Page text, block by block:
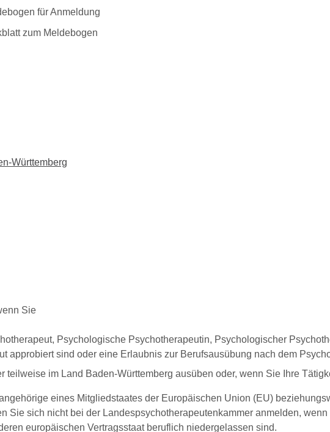
für Anmeldung
zum Meldebogen
Württemberg
Sie
Psychologische Psychotherapeutin, Psychologischer
approbiert sind oder eine Erlaubnis zur Berufsausübung nach dem
teilweise im Land Baden-Württemberg ausüben oder, wenn Sie Ihre
eines Mitgliedstaates der Europäischen Union (EU)
Sie sich nicht bei der Landespsychotherapeutenkammer anmelden,
europäischen Vertragsstaat beruflich niedergelassen sind.